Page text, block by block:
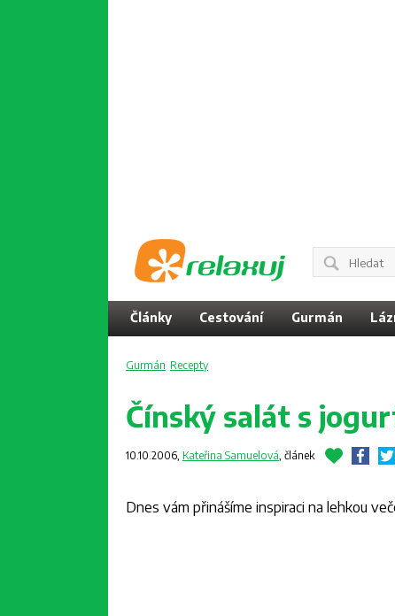
Články Cestování Gurmán
Gurmán Recepty
Čínský salát s
10.10.2006, Kateřina Samuelová, článek
Dnes vám přinášíme inspiraci na lehkou